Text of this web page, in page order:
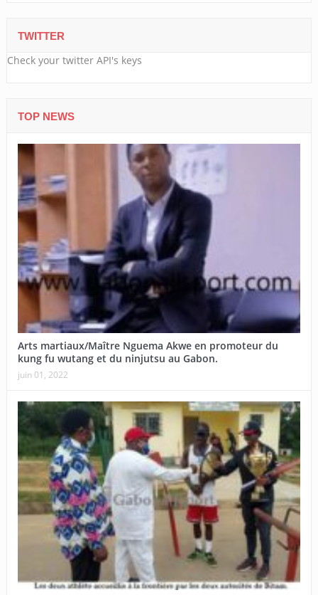
TWITTER
Check your twitter API's keys
TOP NEWS
Arts martiaux/Maître Nguema Akwe en promoteur du
kung fu wutang et du ninjutsu au Gabon.
juin 01, 2022